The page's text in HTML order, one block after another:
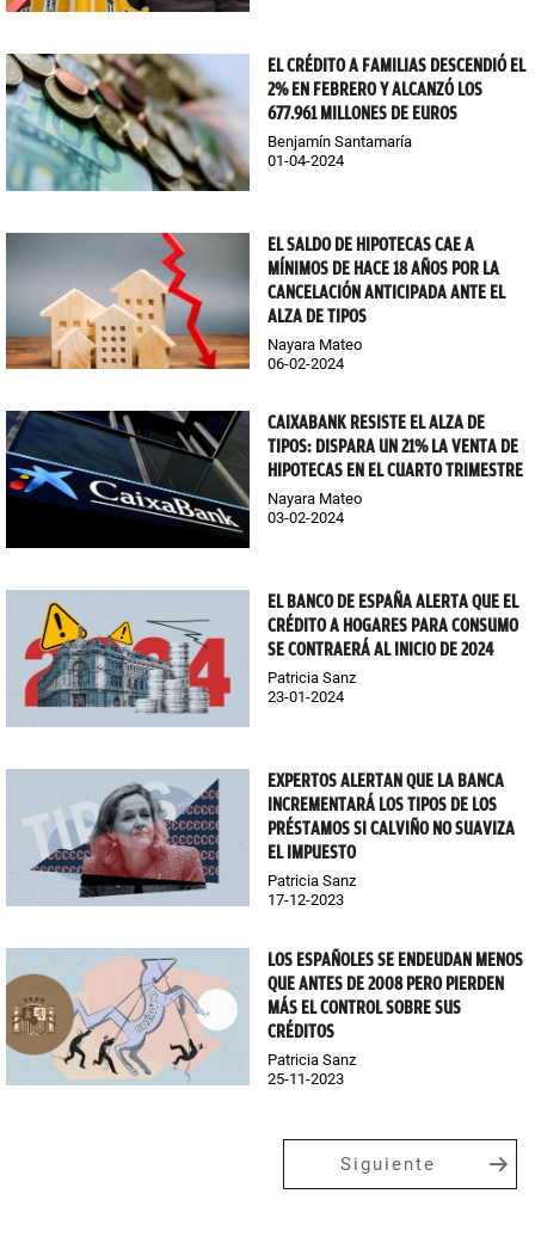
EL CRÉDITO A FAMILIAS DESCENDIÓ EL
2% EN FEBRERO Y ALCANZÓ LOS
677.961 MILLONES DE EUROS
Benjamín Santamaría
01-04-2024
EL SALDO DE HIPOTECAS CAE A
MÍNIMOS DE HACE 18 AÑOS POR LA
CANCELACIÓN ANTICIPADA ANTE EL
ALZA DE TIPOS
Nayara Mateo
06-02-2024
CAIXABANK RESISTE EL ALZA DE
TIPOS: DISPARA UN 21% LA VENTA DE
HIPOTECAS EN EL CUARTO TRIMESTRE
Nayara Mateo
03-02-2024
EL BANCO DE ESPAÑA ALERTA QUE EL
CRÉDITO A HOGARES PARA CONSUMO
SE CONTRAERÁ AL INICIO DE 2024
Patricia Sanz
23-01-2024
EXPERTOS ALERTAN QUE LA BANCA
INCREMENTARÁ LOS TIPOS DE LOS
PRÉSTAMOS SI CALVIÑO NO SUAVIZA
EL IMPUESTO
Patricia Sanz
17-12-2023
LOS ESPAÑOLES SE ENDEUDAN MENOS
QUE ANTES DE 2008 PERO PIERDEN
MÁS EL CONTROL SOBRE SUS
CRÉDITOS
Patricia Sanz
25-11-2023
Siguiente